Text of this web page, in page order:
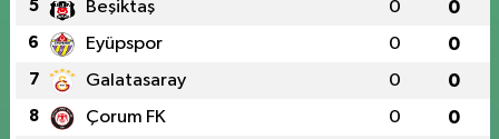
5 Beşiktaş 0 0
6 Eyüpspor 0 0
7 Galatasaray 0 0
8 Çorum FK 0 0